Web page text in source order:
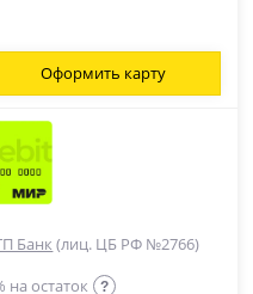
Оформить карту
Банк (лиц. ЦБ РФ №2766)
на остаток ?